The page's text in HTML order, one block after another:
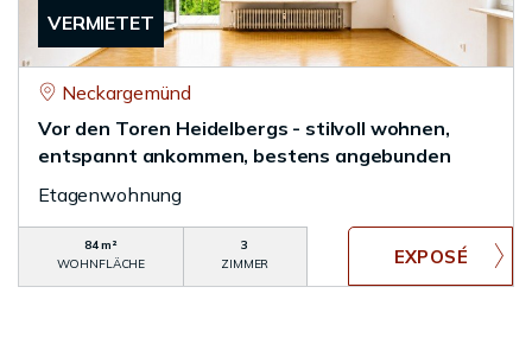
VERMIETET
Neckargemünd
Vor den Toren Heidelbergs - stilvoll wohnen,
entspannt ankommen, bestens angebunden
Etagenwohnung
84 m²
WOHNFLÄCHE
3
ZIMMER